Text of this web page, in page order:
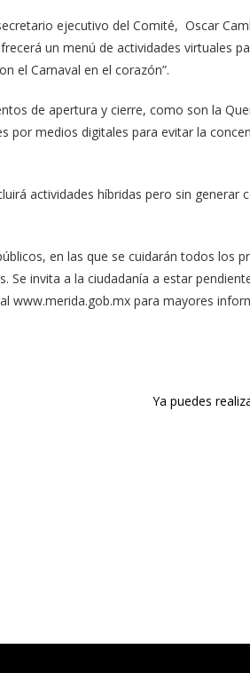
ejecutivo del Comité, Oscar
un menú de actividades virtuales
el Carnaval en el corazón”.
de apertura y cierre, como son la
por medios digitales para evitar la
actividades híbridas pero sin generar
en las que se cuidarán todos los
Se invita a la ciudadanía a estar
www.merida.gob.mx para mayores
Ya puedes